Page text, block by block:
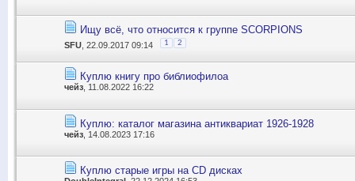
Ищу всё, что относится к группе SCORPIONS
SFU , 22.09.2017 09:14 1 2
Куплю книгу про библиофилоа
чейз , 11.08.2022 16:22
Куплю: каталог магазина антиквариат 1926-1928
чейз , 14.08.2023 17:16
Куплю старые игры на CD дисках